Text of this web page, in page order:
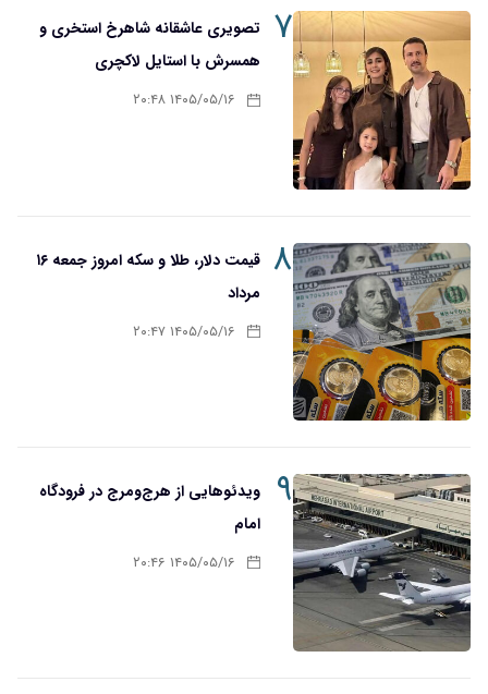
۷
تصویری عاشقانه شاهرخ استخری و
همسرش با استایل لاکچری
۱۴۰۵/۰۵/۱۶ ۲۰:۴۸
۸
قیمت دلار، طلا و سکه امروز جمعه ۱۶
مرداد
۱۴۰۵/۰۵/۱۶ ۲۰:۴۷
۹
ویدئوهایی از هرج‌ومرج در فرودگاه
امام
۱۴۰۵/۰۵/۱۶ ۲۰:۴۶